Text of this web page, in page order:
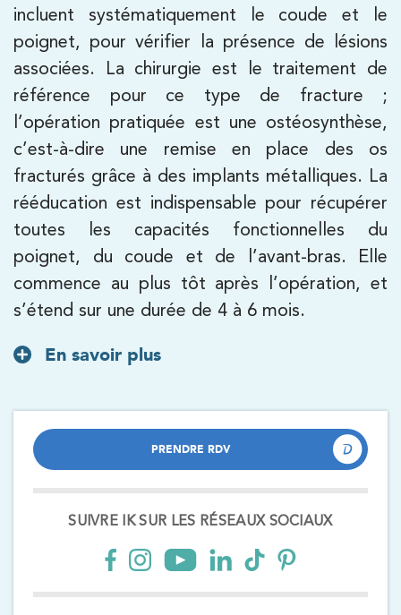
PRENDRE RDV
SUIVRE IK SUR LES RÉSEAUX SOCIAUX
incluent systématiquement le coude et le
poignet, pour vérifier la présence de lésions
associées. La chirurgie est le traitement de
référence pour ce type de fracture ;
l’opération pratiquée est une ostéosynthèse,
c’est-à-dire une remise en place des os
fracturés grâce à des implants métalliques. La
rééducation est indispensable pour récupérer
toutes les capacités fonctionnelles du
poignet, du coude et de l’avant-bras. Elle
commence au plus tôt après l’opération, et
s’étend sur une durée de 4 à 6 mois.
En savoir plus
IK Paris 17 – Villiers
68 Av. de Villiers 75017 Paris
68 Av. de Villiers 75017 Paris
01 44 90 90 40
PRENDRE RDV
PRENDRE RDV
Kinésithérapie Balnéothérapie
IK Paris 8 – Saint Lazare
20 Rue de la Pépinière 75008 Paris
01 55 06 05 07
Kinésithérapie
5 Rue Monge 92170 Vanves
Balnéothérapie